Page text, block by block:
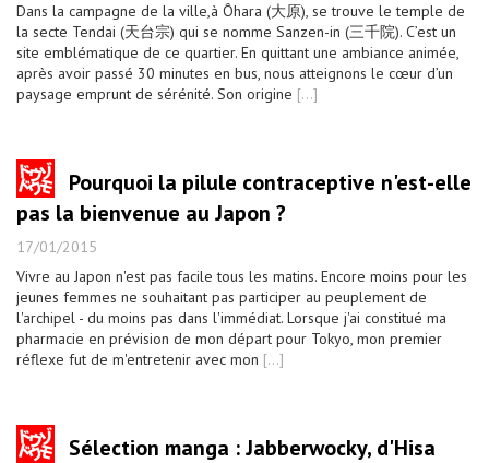
Dans la campagne de la ville,à Ôhara (大原), se trouve le temple de
la secte Tendai (天台宗) qui se nomme Sanzen-in (三千院). C’est un
site emblématique de ce quartier. En quittant une ambiance animée,
après avoir passé 30 minutes en bus, nous atteignons le cœur d’un
paysage emprunt de sérénité. Son origine [...]
Pourquoi la pilule contraceptive n'est-elle
pas la bienvenue au Japon ?
17/01/2015
Vivre au Japon n'est pas facile tous les matins. Encore moins pour les
jeunes femmes ne souhaitant pas participer au peuplement de
l'archipel - du moins pas dans l'immédiat. Lorsque j'ai constitué ma
pharmacie en prévision de mon départ pour Tokyo, mon premier
réflexe fut de m'entretenir avec mon [...]
Sélection manga : Jabberwocky, d'Hisa